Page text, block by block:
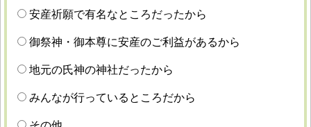
安産祈願で有名なところだったから
御祭神・御本尊に安産のご利益があるから
地元の氏神の神社だったから
みんなが行っているところだから